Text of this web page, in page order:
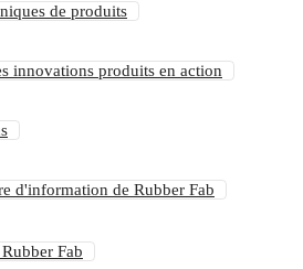
de produits
innovations produits en action
d'information de Rubber Fab
Fab